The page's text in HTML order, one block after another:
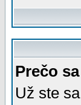
Prečo
Už ste